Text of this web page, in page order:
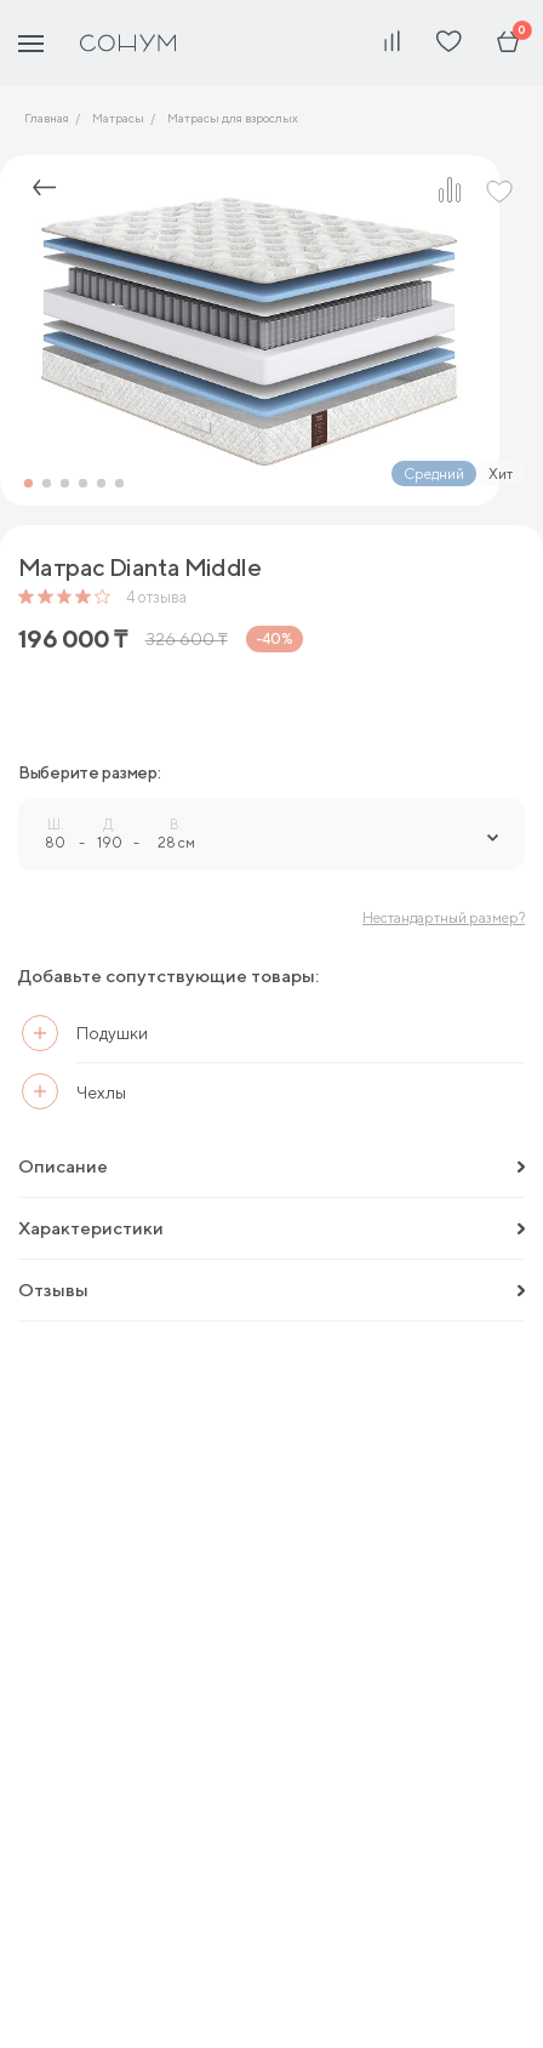
0
Главная Матрасы Матрасы для взрослых
Средний Хит
Матрас Dianta Middle
4 отзыва
196 000₸ 326 600₸ -40%
Выберите размер:
Ш.
80 -
Д.
190 -
В.
28 см
Нестандартный размер?
Добавьте сопутствующие товары:
Подушки
Чехлы
Описание
Характеристики
Отзывы